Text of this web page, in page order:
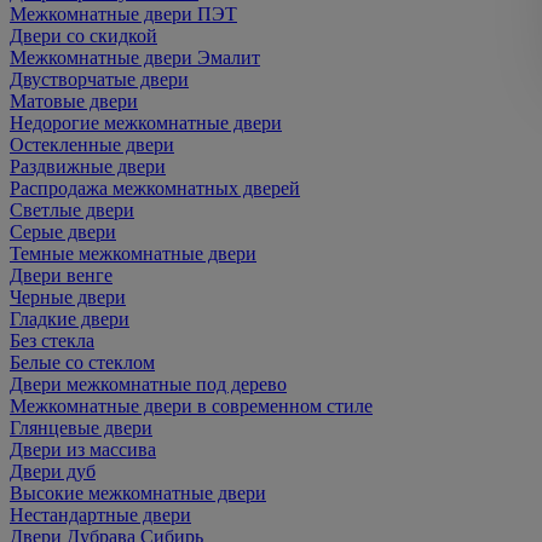
Межкомнатные двери ПЭТ
Двери со скидкой
Межкомнатные двери Эмалит
Двустворчатые двери
Матовые двери
Недорогие межкомнатные двери
Остекленные двери
Раздвижные двери
Распродажа межкомнатных дверей
Светлые двери
Серые двери
Темные межкомнатные двери
Двери венге
Черные двери
Гладкие двери
Без стекла
Белые со стеклом
Двери межкомнатные под дерево
Межкомнатные двери в современном стиле
Глянцевые двери
Двери из массива
Двери дуб
Высокие межкомнатные двери
Нестандартные двери
Двери Дубрава Сибирь